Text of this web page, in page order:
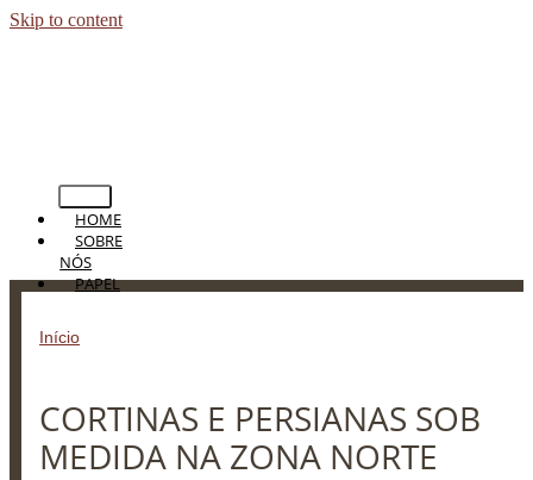
Skip to content
HOME
SOBRE
NÓS
PAPEL
PAREDE
PERSIANAS
PISOS
BLOG
CONTATO
Início
CORTINAS E PERSIANAS SOB
MEDIDA NA ZONA NORTE